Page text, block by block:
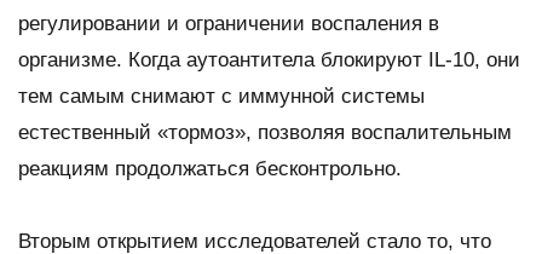
регулировании и ограничении воспаления в
организме. Когда аутоантитела блокируют IL-10, они
тем самым снимают с иммунной системы
естественный «тормоз», позволяя воспалительным
реакциям продолжаться бесконтрольно.
Вторым открытием исследователей стало то, что